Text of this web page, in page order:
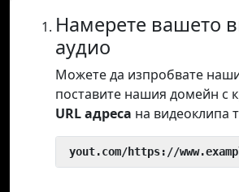
Намерете вашето
аудио
Можете да изпробвате
поставите нашия домейн с
URL адреса на видеоклипа
yout.com/https://